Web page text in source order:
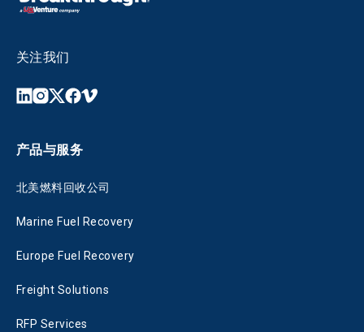
关注我们
产品与服务
北美燃料回收公司
Marine Fuel Recovery
Europe Fuel Recovery
Freight Solutions
RFP Services